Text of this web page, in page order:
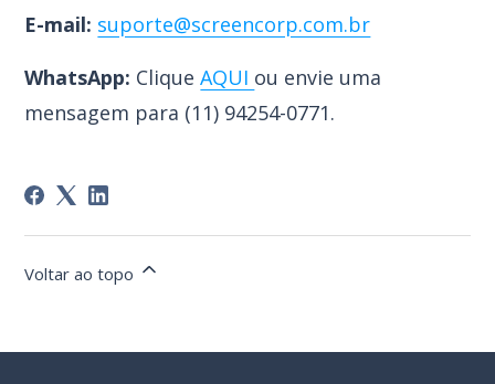
E-mail: suporte@screencorp.com.br
WhatsApp: CliqueAQUI ou envie uma
mensagem para (11) 94254-0771.
Voltar ao topo